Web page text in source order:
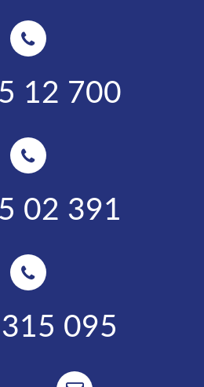
12 700
02 391
095